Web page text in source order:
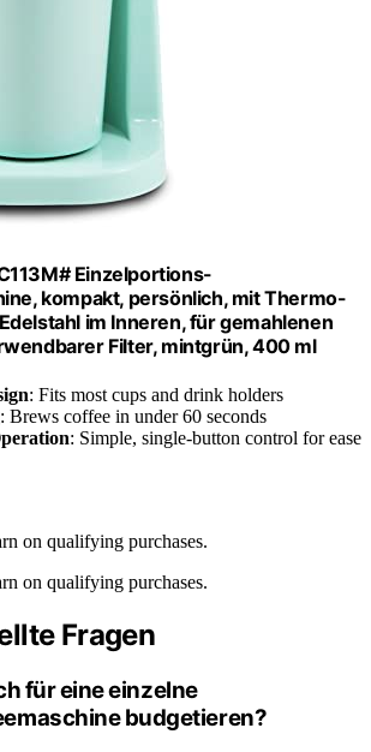
Einzelportions-
kompakt, persönlich, mit Thermo-
im Inneren, für gemahlenen
Filter, mintgrün, 400 ml
: Fits most cups and drink holders
: Brews coffee in under 60 seconds
: Simple, single-button control for ease
on qualifying purchases.
on qualifying purchases.
Fragen
für eine einzelne
budgetieren?